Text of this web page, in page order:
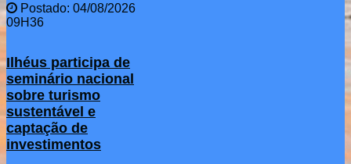
Postado: 04/08/2026
09H36
Ilhéus participa de
seminário nacional
sobre turismo
sustentável e
captação de
investimentos